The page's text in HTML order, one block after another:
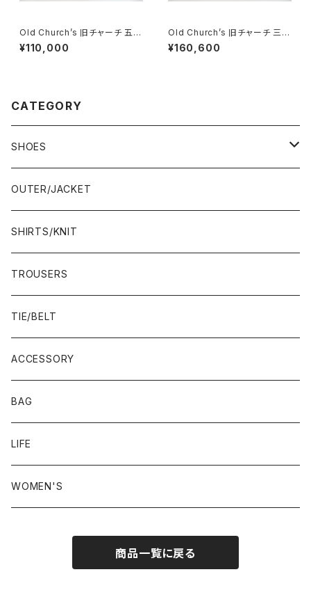
Old Church’s 旧チャーチ 五都
市 Consul 60G
¥110,000
Old Church’s 旧チャーチ 三都
市 WESTBURY 65G DEADS
TOCK
¥160,600
CATEGORY
SHOES
21.5-22.0 cm
22.0-22.5 cm
22.5-23.0 cm
23.0-23.5 cm
23.5-24.0 cm
24.0-24.5 cm
24.5-25.0 cm
25.0-25.5 cm
26.0-26.5 cm
OUTER/JACKET
SHIRTS/KNIT
TROUSERS
TIE/BELT
ACCESSORY
BAG
LIFE
WOMEN'S
商品一覧に戻る